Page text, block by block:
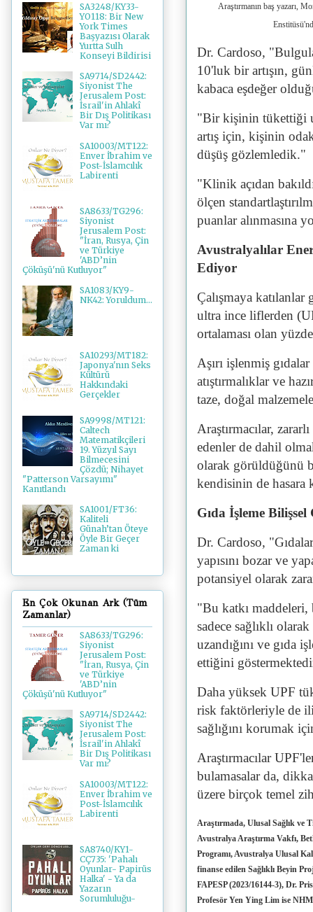
Araştırmanın baş yazarı,
Dr. Cardoso,
10'luk bir artışın,
kabaca eşdeğer
"Bir kişinin tükettiği
artış için, kişinin
düşüş gözlemledik."
"Klinik açıdan
ölçen
puanlar alınmasına
Avustralyalılar
Ediyor
Çalışmaya
ultra ince liflerden
ortalaması olan
Aşırı işlenmiş
atıştırmalıklar ve
taze, doğal
Araştırmacılar,
edenler de dahil
olarak görüldüğünü
kendisinin de hasara
Gıda İşleme
Dr. Cardoso,
yapısını bozar ve
potansiyel olarak
"Bu katkı maddeleri,
sadece sağlıklı
uzandığını ve gıda
ettiğini
Daha yüksek UPF
risk faktörleriyle de
sağlığını korumak
Araştırmacılar
bulamasalar da,
üzere birçok temel
Araştırmada, Ulusal Sağlık ve
Avustralya Araştırma Vakfı,
Programı, Avustralya Ulusal
finanse edilen Sağlıklı Beyin
FAPESP (2023/16144-3), Dr.
Profesör Yen Ying Lim ise
SA3248/KY33-
YO118: Bir New
York Times
Başyazısı Olarak
Yurtta Sulh
Konseyi Bildirisi
SA9714/SD2442:
Siyonist The
Jerusalem Post:
İsrail'in Ahlakî
Bir Dış Politikası
Var mı?
SA10003/MT122:
Enver İbrahim ve
Post-İslamcılık
Labirenti
SA8633/TG296:
Siyonist
Jerusalem Post:
"İran, Rusya, Çin
ve Türkiye
'ABD’nin
Çöküşü'nü Kutluyor"
SA1083/KY9-
NK42: Yoruldum...
SA10293/MT182:
Japonya'nın Seks
Kültürü
Hakkındaki
Gerçekler
SA9998/MT121:
Caltech
Matematikçileri
19. Yüzyıl Sayı
Bilmecesini
Çözdü; Nihayet
"Patterson Varsayımı"
Kanıtlandı
SA1001/FT36:
Kaliteli
Günah’tan Öteye
Öyle Bir Geçer
Zaman ki
En Çok Okunan Ark (Tüm
Zamanlar)
SA8633/TG296:
Siyonist
Jerusalem Post:
"İran, Rusya, Çin
ve Türkiye
'ABD’nin
Çöküşü'nü Kutluyor"
SA9714/SD2442:
Siyonist The
Jerusalem Post:
İsrail'in Ahlakî
Bir Dış Politikası
Var mı?
SA10003/MT122:
Enver İbrahim ve
Post-İslamcılık
Labirenti
SA8740/KY1-
CÇ735: 'Pahalı
Oyunlar- Papirüs
Halka' - Ya da
Yazarın
Sorumluluğu-